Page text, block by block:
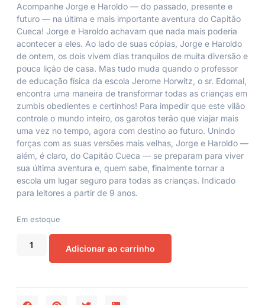
Acompanhe Jorge e Haroldo — do passado, presente e
futuro — na última e mais importante aventura do Capitão
Cueca! Jorge e Haroldo achavam que nada mais poderia
acontecer a eles. Ao lado de suas cópias, Jorge e Haroldo
de ontem, os dois vivem dias tranquilos de muita diversão e
pouca lição de casa. Mas tudo muda quando o professor
de educação física da escola Jerome Horwitz, o sr. Edomal,
encontra uma maneira de transformar todas as crianças em
zumbis obedientes e certinhos! Para impedir que este vilão
controle o mundo inteiro, os garotos terão que viajar mais
uma vez no tempo, agora com destino ao futuro. Unindo
forças com as suas versões mais velhas, Jorge e Haroldo —
além, é claro, do Capitão Cueca — se preparam para viver
sua última aventura e, quem sabe, finalmente tornar a
escola um lugar seguro para todas as crianças. Indicado
para leitores a partir de 9 anos.
Em estoque
Adicionar ao carrinho